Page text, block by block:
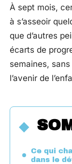
À sept mois,
à s’asseoir
que d’autres
écarts de
semaines,
l’avenir de
Ce qui
dans le